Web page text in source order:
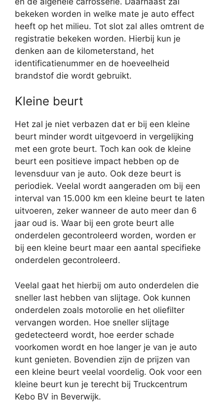
bekeken worden in welke mate je auto effect
heeft op het milieu. Tot slot zal alles omtrent de
registratie bekeken worden. Hierbij kun je
denken aan de kilometerstand, het
identificatienummer en de hoeveelheid
brandstof die wordt gebruikt.
Kleine beurt
Het zal je niet verbazen dat er bij een kleine
beurt minder wordt uitgevoerd in vergelijking
met een grote beurt. Toch kan ook de kleine
beurt een positieve impact hebben op de
levensduur van je auto. Ook deze beurt is
periodiek. Veelal wordt aangeraden om bij een
interval van 15.000 km een kleine beurt te laten
uitvoeren, zeker wanneer de auto meer dan 6
jaar oud is. Waar bij een grote beurt alle
onderdelen gecontroleerd worden, worden er
bij een kleine beurt maar een aantal specifieke
onderdelen gecontroleerd.
Veelal gaat het hierbij om auto onderdelen die
sneller last hebben van slijtage. Ook kunnen
onderdelen zoals motorolie en het oliefilter
vervangen worden. Hoe sneller slijtage
gedetecteerd wordt, hoe eerder schade
voorkomen wordt en hoe langer je van je auto
kunt genieten. Bovendien zijn de prijzen van
een kleine beurt veelal voordelig. Ook voor een
kleine beurt kun je terecht bij Truckcentrum
Kebo BV in Beverwijk.